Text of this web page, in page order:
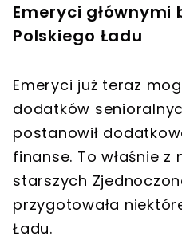
Emeryci
Polskiego Ładu
Emeryci już teraz
dodatków
postanowił
finanse. To właśnie
starszych
przygotowała
Ładu.